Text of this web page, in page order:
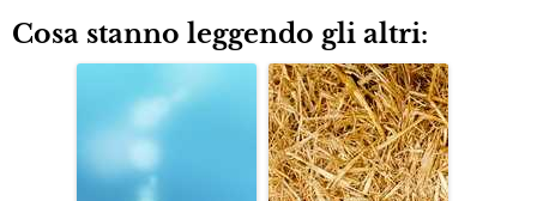
Cosa stanno leggendo gli altri: